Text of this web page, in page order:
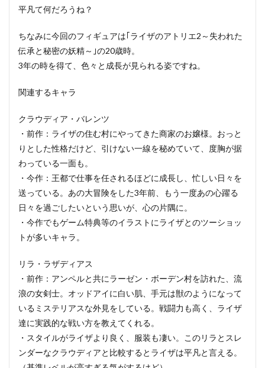
平凡て何だろうね？
ちなみに今回のフィギュアは｢ライザのアトリエ2～失われた
伝承と秘密の妖精～｣の20歳時。
3年の時を得て、色々と成長が見られる姿ですね。
関連するキャラ
クラウディア・バレンツ
・前作：ライザの住む村にやってきた商家のお嬢様。おっと
りとした性格だけど、引けない一線を秘めていて、度胸が据
わっている一面も。
・今作：王都で仕事を任されるほどに成長し、忙しい日々を
送っている。あの大冒険をした3年前、もう一度あの心躍る
日々を過ごしたいという思いが、心の片隅に。
・今作でもゲーム特典等のイラストにライザとのツーショッ
トが多いキャラ。
リラ・ラザディアス
・前作：アンペルと共にラーゼン・ボーデン村を訪れた、流
浪の女剣士。オッドアイに白い肌、手元は獣のようになって
いるミステリアスな外見をしている。戦闘力も高く、ライザ
達に実践的な戦い方を教えてくれる。
・スタイルがライザより良く、服装も凄い。このリラとスレ
ンダーなクラウディアと比較するとライザは平凡と言える。